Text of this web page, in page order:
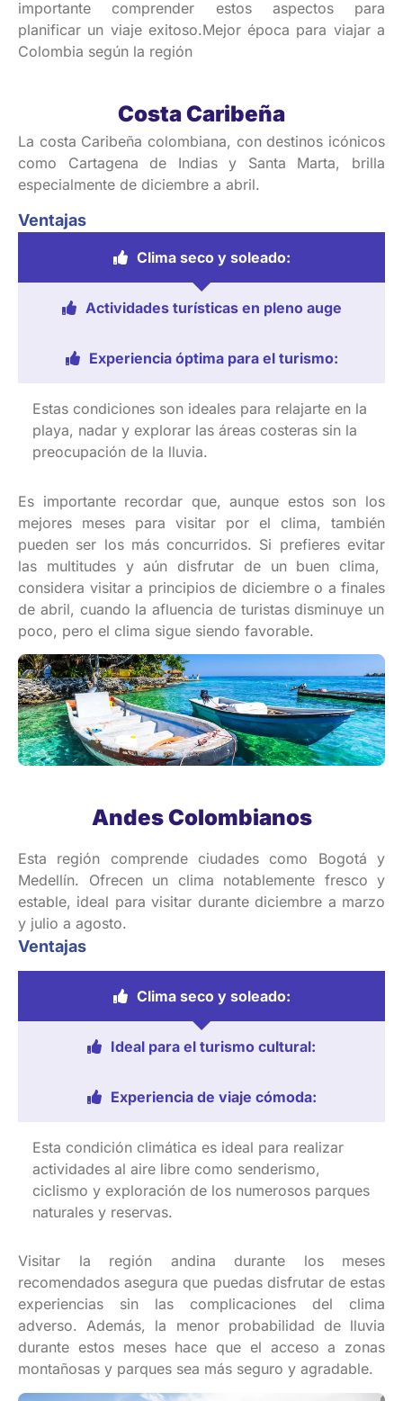
importante comprender estos aspectos para
planificar un viaje exitoso.Mejor época para viajar a
Colombia según la región
Costa Caribeña
La costa Caribeña colombiana, con destinos icónicos
como Cartagena de Indias y Santa Marta, brilla
especialmente de diciembre a abril.
Ventajas
Clima seco y soleado:
Actividades turísticas en pleno auge
Experiencia óptima para el turismo:
Estas condiciones son ideales para relajarte en la
playa, nadar y explorar las áreas costeras sin la
preocupación de la lluvia.
Es importante recordar que,aunque estosson los
mejores meses para visitar por el clima, también
pueden ser los más concurridos. Si prefieres evitar
las multitudes yaún disfrutar de un buen clima,
considera visitara principiosde diciembreo a finales
de abril, cuando laafluencia de turistas disminuye un
poco, pero el clima sigue siendo favorable.
Andes Colombianos
Esta región comprende ciudades como Bogotá y
Medellín. Ofrecen un clima notablemente fresco y
estable, ideal para visitar durante diciembre a marzo
y julio a agosto.
Ventajas
Clima seco y soleado:
Ideal para el turismo cultural:
Experiencia de viaje cómoda:
Esta condición climática es ideal para realizar
actividades al aire libre como senderismo,
ciclismo y exploración de los numerosos parques
naturales y reservas.
Visitar la región andina durante los meses
recomendados asegura que puedas disfrutar de estas
experiencias sin las complicaciones del clima
adverso. Además, la menor probabilidad de lluvia
durante estos meses hace que el acceso a zonas
montañosas y parques sea más seguro y agradable.